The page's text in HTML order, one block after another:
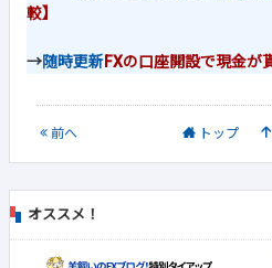
較】
→随時更新FXの口座開設で現金が
前へ トップ
オススメ！